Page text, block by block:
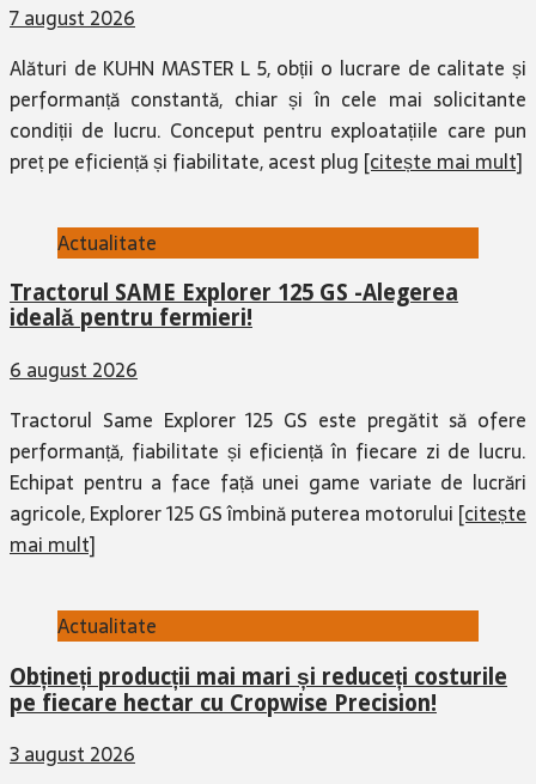
7 august 2026
Alături de KUHN MASTER L 5, obții o lucrare de calitate și
performanță constantă, chiar și în cele mai solicitante
condiții de lucru. Conceput pentru exploatațiile care pun
preț pe eficiență și fiabilitate, acest plug [citește mai mult]
Actualitate
Tractorul SAME Explorer 125 GS -Alegerea
ideală pentru fermieri!
6 august 2026
Tractorul Same Explorer 125 GS este pregătit să ofere
performanță, fiabilitate și eficiență în fiecare zi de lucru.
Echipat pentru a face față unei game variate de lucrări
agricole, Explorer 125 GS îmbină puterea motorului [citește
mai mult]
Actualitate
Obțineți producții mai mari și reduceți costurile
pe fiecare hectar cu Cropwise Precision!
3 august 2026